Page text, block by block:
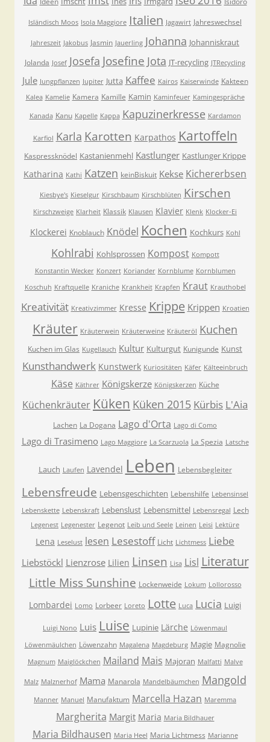
Isländisch Moos Isola Maggiore Italien Jagawirt Jahreswechsel
Jahreszeit Jakobus Jasmin Jauerling Johanna Johanniskraut
Jolanda Josef Josefa Josefine Jota JT-recycling JTRecycling
Jule Jungpflanzen Jupiter Jutta Kaffee Kairos Kaiserwinde Kakteen
Kalea Kamelie Kamera Kamille Kamin Kaminfeuer Kamingespräche
Kanada Kanu Kapelle Kappa Kapuzinerkresse Kardamon
Karfiol Karla Karotten Karpathos Kartoffeln
Kaspressknödel Kastanienmehl Kastlunger Kastlunger Krippe
Katharina Kathi Katzen keinBiskuit Kekse Kichererbsen
Kiesbye's Kieselgur Kirschbaum Kirschblüten Kirschen
Kirschzweige Klarheit Klassik Klausen Klavier Klenk Klocker-Ei
Klockerei Knoblauch Knödel Kochen Kochkurs Kohl
Kohlrabi Kohlsprossen Kompost Kompott
Konstantin Wecker Konzert Koriander Kornblume Kornblumen
Koschuh Kraftquelle Kraniche Krankheit Krapfen Kraut Krauthobel
Kreativität Kreativzimmer Kresse Krippe Krippen Kroatien
Kräuter Kräuterwein Kräuterweine Kräuteröl Kuchen
Kuchen im Glas Kugellauch Kultur Kulturgut Kunigunde Kunst
Kunsthandwerk Kunstwerk Kuriositäten Käfer Kälteeinbruch
Käse Käthrer Königskerze Königskerzen Küche
Küchenkräuter Küken Küken 2015 Kürbis L'Aia
Lachen La Dogana Lago d'Orta Lago di Como
Lago di Trasimeno Lago Maggiore La Scarzuola La Spezia Latsche
Lauch Laufen Lavendel Leben Lebensbegleiter
Lebensfreude Lebensgeschichten Lebenshilfe Lebensinsel
Lebenskette Lebenskraft Lebenslust Lebensmittel Lebensregal Lech
Legenest Legenester Legenot Leib und Seele Leinen Leisi Lektüre
Lena Leselust lesen Lesestoff Licht Lichtmess Liebe
Liebstöckl Lienzrose Lilien Linsen Lisa Lisl Literatur
Little Miss Sunshine Lockenweide Lokum Lollorosso
Lombardei Lomo Lorbeer Loreto Lotte Luca Lucia Luigi
Luigi Nono Luis Luise Lupinie Lärche Löwenmaul
Löwenmäulchen Löwenzahn Magalena Magdeburg Magie Magnolie
Magnum Maiglöckchen Mailand Mais Majoran Malfatti Malve
Malz Malznerhof Mama Manarola Mandelbäumchen Mangold
Manner Manuel Manufaktum Marcella Hazan Maremma
Margherita Margit Maria Maria Bildhauer
Maria Bildhausen Maria Heel Maria Lichtmess Marianne